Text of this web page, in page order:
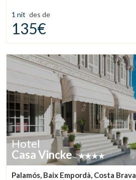
1 nit des de
135€
Hotel
Casa Vincke
Palamós, Baix Empordà, Costa Brava